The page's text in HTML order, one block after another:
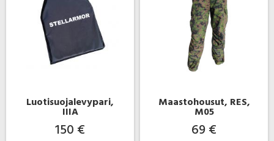
Luotisuojalevypari,
IIIA
150 €
Maastohousut, RES,
M05
69 €